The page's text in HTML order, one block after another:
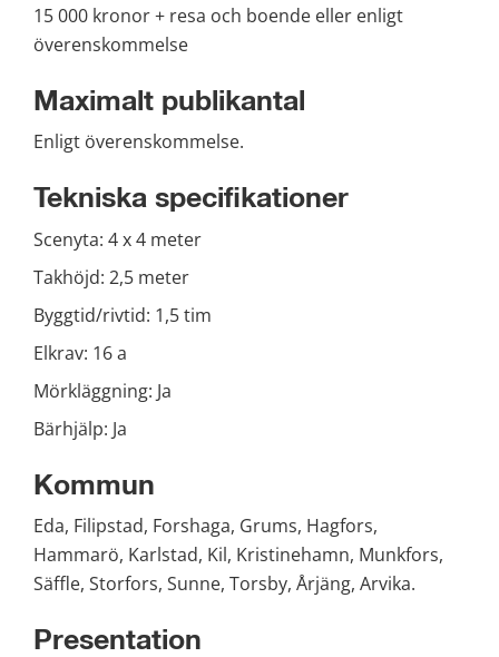
15 000 kronor + resa och boende eller enligt
överenskommelse
Maximalt publikantal
Enligt överenskommelse.
Tekniska specifikationer
Scenyta: 4 x 4 meter
Takhöjd: 2,5 meter
Byggtid/rivtid: 1,5 tim
Elkrav: 16 a
Mörkläggning: Ja
Bärhjälp: Ja
Kommun
Eda, Filipstad, Forshaga, Grums, Hagfors,
Hammarö, Karlstad, Kil, Kristinehamn, Munkfors,
Säffle, Storfors, Sunne, Torsby, Årjäng, Arvika.
Presentation